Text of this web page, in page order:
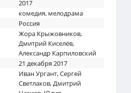
2017
комедия, мелодрама
Россия
Жора Крыжовников,
Дмитрий Киселёв,
Александр Карпиловский
21 декабря 2017
Иван Ургант,Сергей
Светлаков,Дмитрий